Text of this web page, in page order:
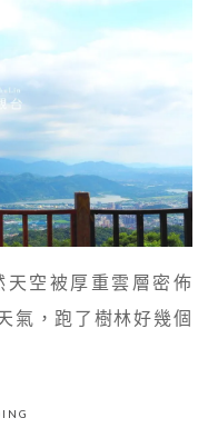
空被厚重雲層密佈
氣，跑了樹林好幾個